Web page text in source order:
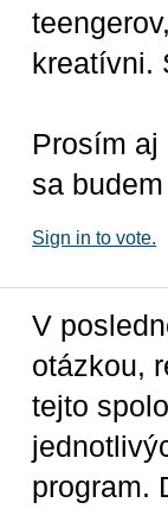
kreatívni.
Prosím
sa
Sign in to vote.
V
otázkou,
tejto
program.